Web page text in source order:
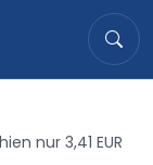
nur 3,41 EUR